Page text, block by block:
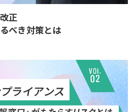
正
べき対策とは